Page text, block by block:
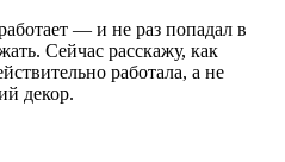
— и не раз попадал в
Сейчас расскажу, как
работала, а не
декор.